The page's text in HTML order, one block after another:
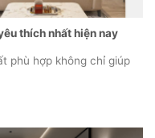
thích nhất hiện nay
phù hợp không chỉ giúp